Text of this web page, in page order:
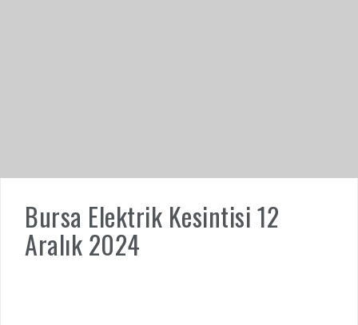
Bursa Elektrik Kesintisi 12
Aralık 2024